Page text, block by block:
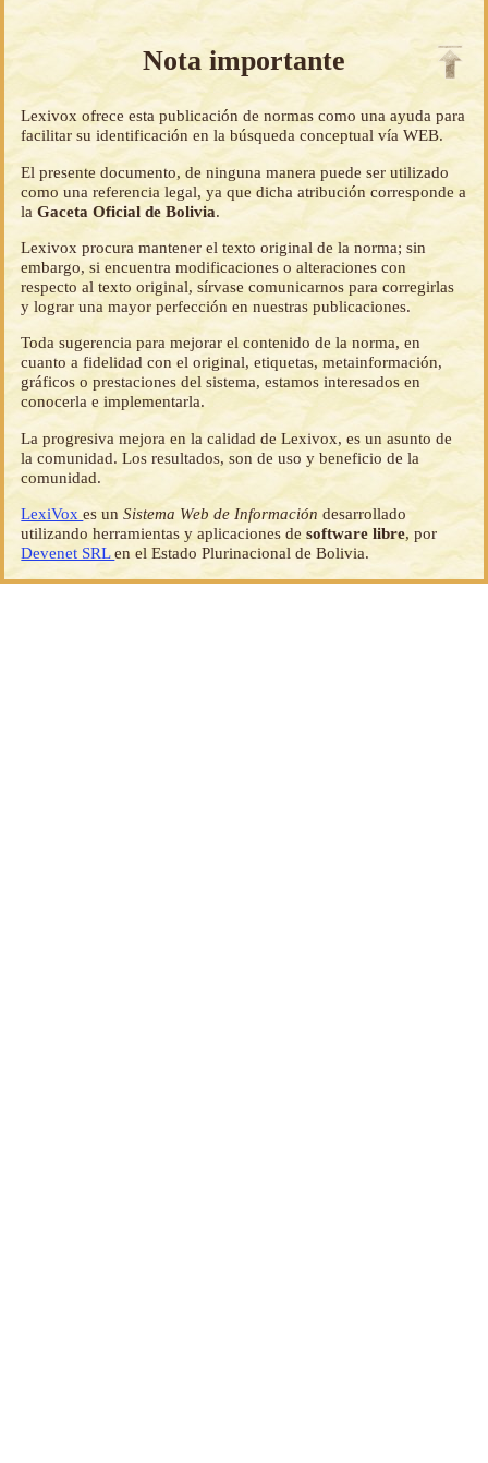
Nota importante
Lexivox ofrece esta publicación de normas como una ayuda para
facilitar su identificación en la búsqueda conceptual vía WEB.
El presente documento, de ninguna manera puede ser utilizado
como una referencia legal, ya que dicha atribución corresponde a
laGaceta Oficial de Bolivia.
Lexivox procura mantener el texto original de la norma; sin
embargo, si encuentra modificaciones o alteraciones con
respecto al texto original, sírvase comunicarnos para corregirlas
y lograr una mayor perfección en nuestras publicaciones.
Toda sugerencia para mejorar el contenido de la norma, en
cuanto a fidelidad con el original, etiquetas, metainformación,
gráficos o prestaciones del sistema, estamos interesados en
conocerla e implementarla.
La progresiva mejora en la calidad de Lexivox, es un asunto de
la comunidad. Los resultados, son de uso y beneficio de la
comunidad.
LexiVoxes unSistema Web de Información desarrollado
utilizando herramientas y aplicaciones desoftware libre, por
Devenet SRLen el Estado Plurinacional de Bolivia.